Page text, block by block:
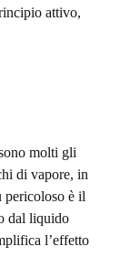
attivo,
molti gli
di vapore, in
pericoloso è il
dal liquido
l’effetto